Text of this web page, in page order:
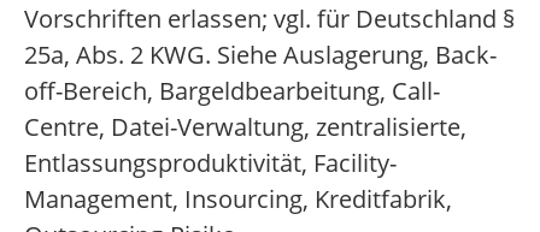
Vorschriften erlassen; vgl. für Deutschland §
25a, Abs. 2 KWG. Siehe Auslagerung, Back-
off-Bereich, Bargeldbearbeitung, Call-
Centre, Datei-Verwaltung, zentralisierte,
Entlassungsproduktivität, Facility-
Management, Insourcing, Kreditfabrik,